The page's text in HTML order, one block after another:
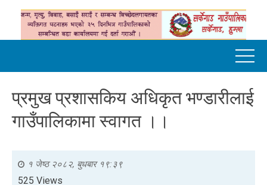
प्रमुख प्रशासकिय अधिकृत भण्डारीलाई
गाउँपालिकामा स्वागत ।।
१ जेष्ठ २०८२, बुधबार १९:३९
525 Views